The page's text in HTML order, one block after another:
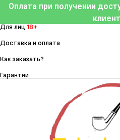
Перейти
содержимому
Оплата при получении
Для лиц 18+
Доставка и оплата
Как заказать?
Гарантии